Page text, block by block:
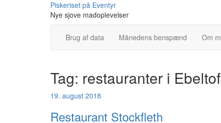
Piskeriset på Eventyr
Nye sjove madoplevelser
Brug af data Månedens benspænd Om
Tag: restauranter i
19. august 2018
Restaurant Stockfleth